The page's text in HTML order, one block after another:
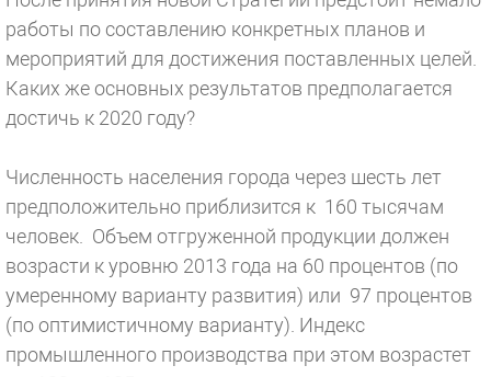
работы по составлению конкретных планов и
мероприятий для достижения поставленных целей.
Каких же основных результатов предполагается
достичь к 2020 году?
Численность населения города через шесть лет
предположительно приблизится к 160 тысячам
человек. Объем отгруженной продукции должен
возрасти к уровню 2013 года на 60 процентов (по
умеренному варианту развития) или 97 процентов
(по оптимистичному варианту). Индекс
промышленного производства при этом возрастет